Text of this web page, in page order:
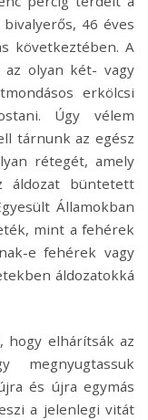
46 éves
következtében. A
az olyan két- vagy
erkölcsi
Úgy vélem
tárnunk az egész
rétegét, amely
büntetett
Államokban
mint a fehérek
e fehérek vagy
áldozatokká
hogy elhárítsák az
megnyugtassuk
és újra egymás
a jelenlegi vitát